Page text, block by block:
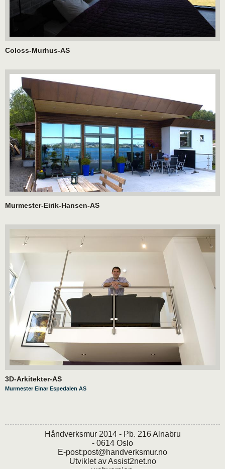
Coloss-Murhus-AS
Murmester-Eirik-Hansen-AS
3D-Arkitekter-AS
Murmester Einar Espedalen AS
Håndverksmur 2014 - Pb. 216 Alnabru
- 0614 Oslo
E-post:post@handverksmur.no
Utviklet avAssist2net.no